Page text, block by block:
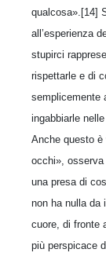
qualcosa».[14]
all’esperienza
stupirci
rispettarle e di
semplicemente
ingabbiarle
Anche questo è
occhi», osserva
una presa di
non ha nulla da
cuore, di fronte
più perspicace